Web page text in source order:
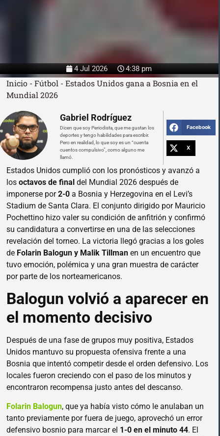
4 Jul 2026 4:38 pm
Inicio - Fútbol - Estados Unidos gana a Bosnia en el
Mundial 2026
Gabriel Rodríguez
Dicen que soy Periodista, que me gustan los
deportes y tengo habilidades para escribir.
Pero en realidad, lo que soy es un “cuenta
cuentos compulsivo”, como alguno me
llamó.
Facebook
X
Estados Unidos cumplió con los pronósticos y avanzó a
los octavos de final del Mundial 2026 después de
imponerse por2-0 a Bosnia y Herzegovina en el Levi’s
Stadium de Santa Clara. El conjunto dirigido por Mauricio
Pochettino hizo valer su condición de anfitrión y confirmó
su candidatura a convertirse en una de las selecciones
revelación del torneo. La victoria llegó gracias a los goles
de Folarin Balogun y Malik Tillman en un encuentro que
tuvo emoción, polémica y una gran muestra de carácter
por parte de los norteamericanos.
Balogun volvió a aparecer en
el momento decisivo
Después de una fase de grupos muy positiva, Estados
Unidos mantuvo su propuesta ofensiva frente a una
Bosnia que intentó competir desde el orden defensivo. Los
locales fueron creciendo con el paso de los minutos y
encontraron recompensa justo antes del descanso.
Folarin Balogun, que ya había visto cómo le anulaban un
tanto previamente por fuera de juego, aprovechó un error
defensivo bosnio para marcar el 1-0 en el minuto 44. El